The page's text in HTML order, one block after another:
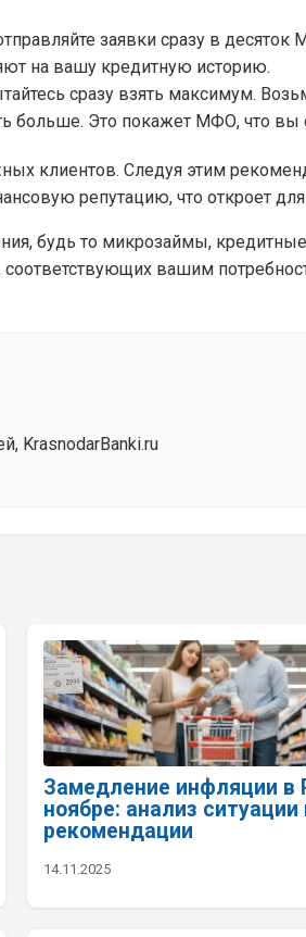
заявки сразу в
на вашу кредитную историю.
сразу взять максимум.
больше. Это покажет МФО, что вы
клиентов. Следуя этим
репутацию, что откроет
будь то микрозаймы,
вашим
KrasnodarBanki.ru
Замедление инфляции в
ноябре: анализ ситуации
рекомендации
14.11.2025